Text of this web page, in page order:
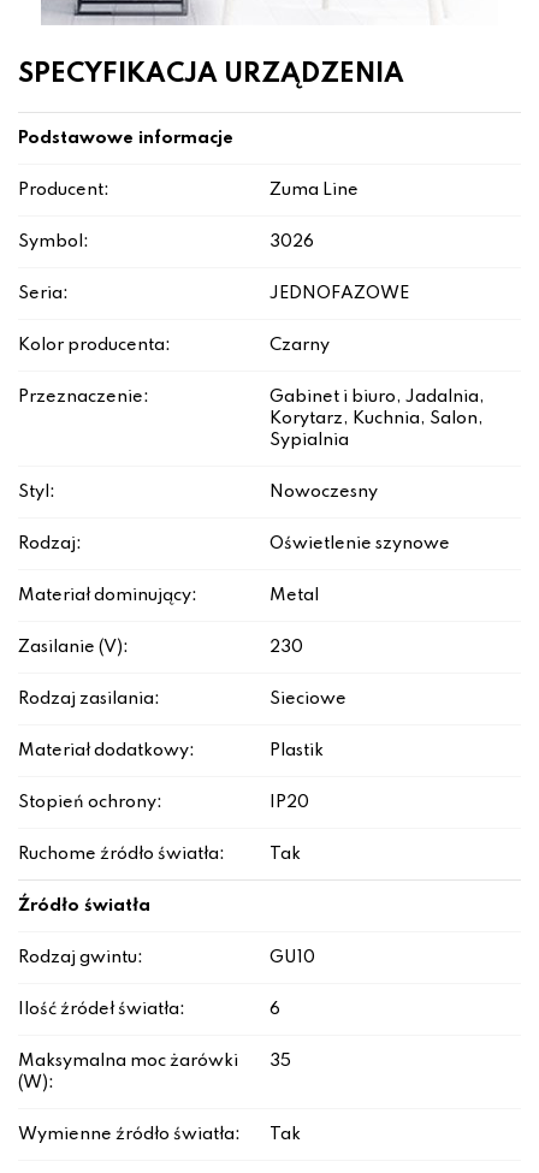
SPECYFIKACJA URZĄDZENIA
Podstawowe informacje
Producent: Zuma Line
Symbol: 3026
Seria: JEDNOFAZOWE
Kolor producenta: Czarny
Przeznaczenie:
Gabinet i biuro, Jadalnia,
Korytarz, Kuchnia, Salon,
Sypialnia
Styl: Nowoczesny
Rodzaj: Oświetlenie szynowe
Materiał dominujący: Metal
Zasilanie (V): 230
Rodzaj zasilania: Sieciowe
Materiał dodatkowy: Plastik
Stopień ochrony: IP20
Ruchome źródło światła: Tak
Źródło światła
Rodzaj gwintu: GU10
Ilość źródeł światła: 6
Maksymalna moc żarówki
(W):
35
Wymienne źródło światła: Tak